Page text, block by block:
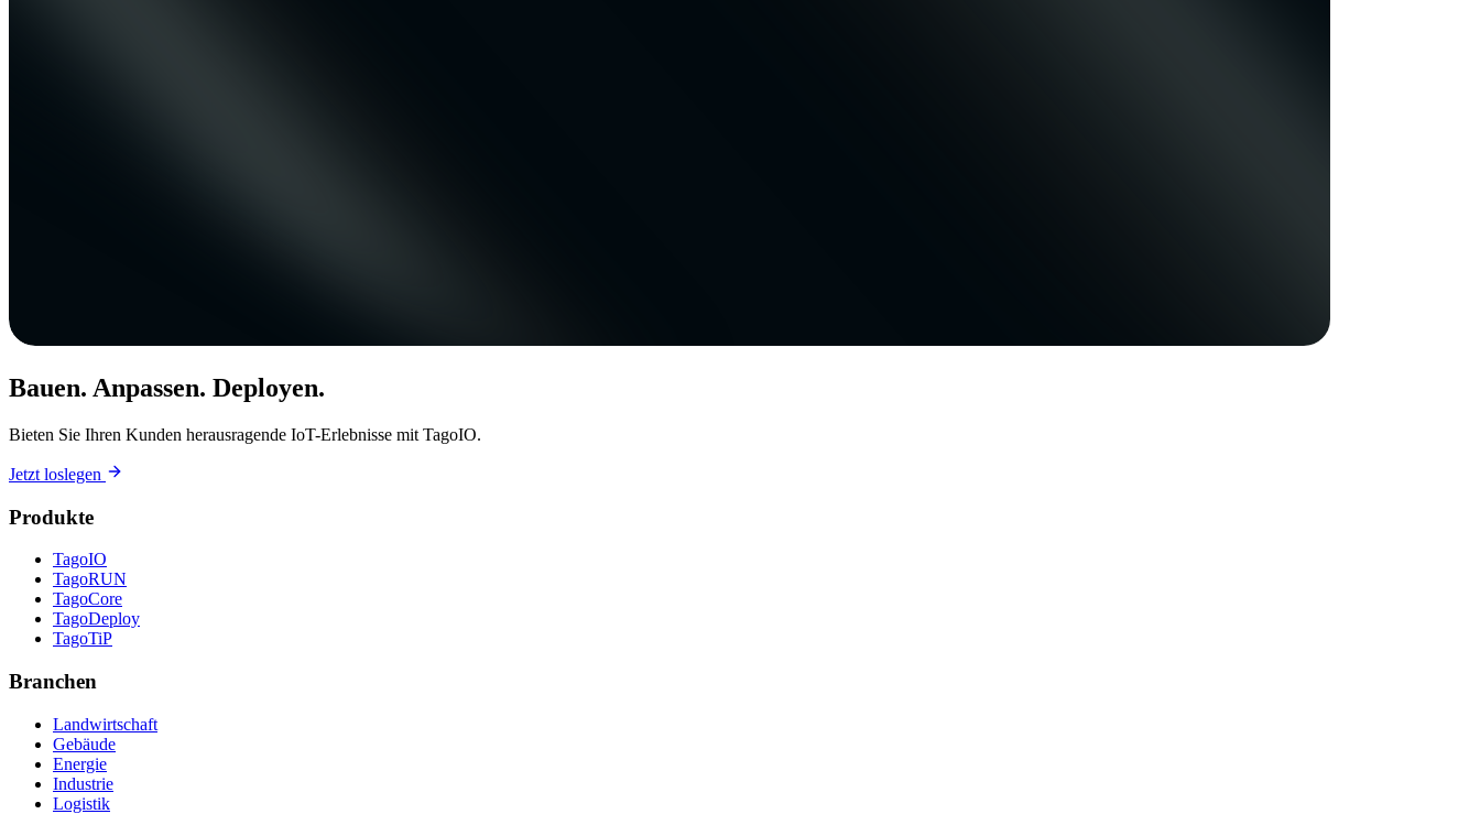
Bauen. Anpassen. Deployen.
Bieten Sie Ihren Kunden herausragende IoT-Erlebnisse mit TagoIO.
Jetzt loslegen
Produkte
TagoIO
TagoRUN
TagoCore
TagoDeploy
TagoTiP
Branchen
Landwirtschaft
Gebäude
Energie
Industrie
Logistik